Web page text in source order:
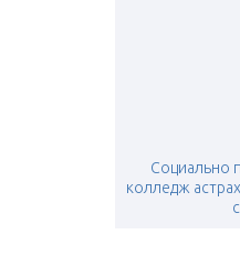
Социально
колледж